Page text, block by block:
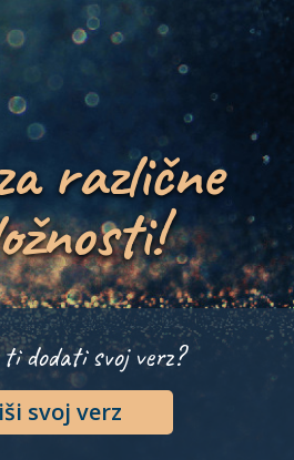
različne
dodati svoj verz?
svoj verz